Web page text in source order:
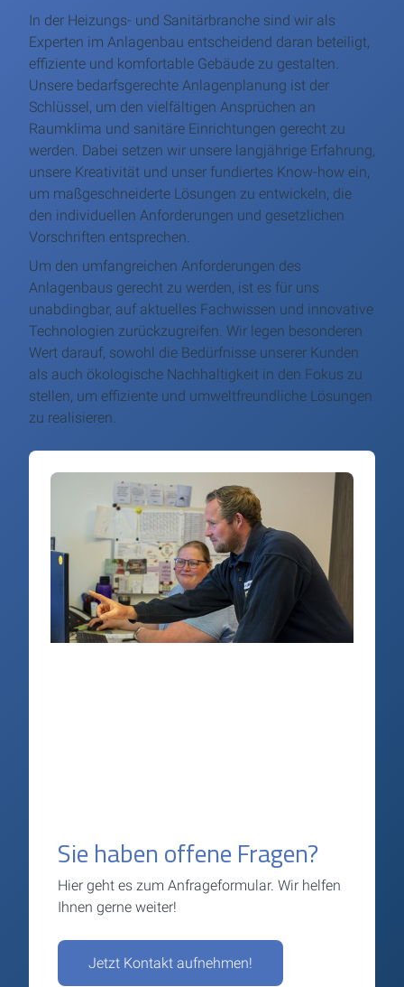
In der Heizungs- und Sanitärbranche sind wir als
Experten im Anlagenbau entscheidend daran beteiligt,
effiziente und komfortable Gebäude zu gestalten.
Unsere bedarfsgerechte Anlagenplanung ist der
Schlüssel, um den vielfältigen Ansprüchen an
Raumklima und sanitäre Einrichtungen gerecht zu
werden. Dabei setzen wir unsere langjährige Erfahrung,
unsere Kreativität und unser fundiertes Know-how ein,
um maßgeschneiderte Lösungen zu entwickeln, die
den individuellen Anforderungen und gesetzlichen
Vorschriften entsprechen.
Um den umfangreichen Anforderungen des
Anlagenbaus gerecht zu werden, ist es für uns
unabdingbar, auf aktuelles Fachwissen und innovative
Technologien zurückzugreifen. Wir legen besonderen
Wert darauf, sowohl die Bedürfnisse unserer Kunden
als auch ökologische Nachhaltigkeit in den Fokus zu
stellen, um effiziente und umweltfreundliche Lösungen
zu realisieren.
Sie haben offene Fragen?
Hier geht es zum Anfrageformular. Wir helfen
Ihnen gerne weiter!
Jetzt Kontakt aufnehmen!